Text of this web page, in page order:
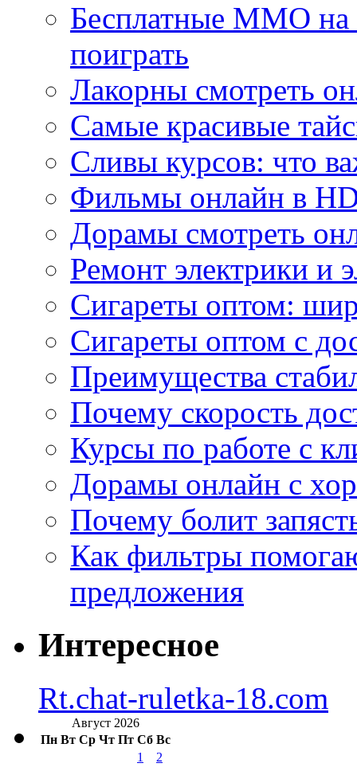
Бесплатные MMO
поиграть
Лакорны смотреть
Самые красивые
Сливы курсов: что
Фильмы онлайн в
Дорамы смотреть
Ремонт электрики и
Сигареты оптом:
Сигареты оптом с
Преимущества
Почему скорость
Курсы по работе с
Дорамы онлайн с
Почему болит
Как фильтры
предложения
Интересное
Rt.chat-ruletka-18.com
Август 2026
Пн Вт Ср Чт Пт Сб Вс
1
2